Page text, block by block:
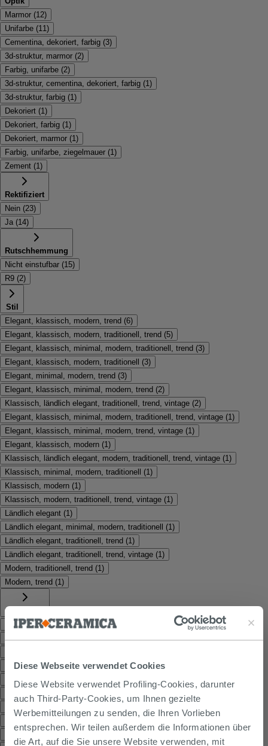
Diese Webseite verwendet Cookies
Diese Website verwendet Profiling-Cookies, darunter
auch Third-Party-Cookies, um Ihnen gezielte
Werbemitteilungen zu senden, die Ihren Vorlieben
entsprechen. Wir teilen außerdem die Informationen über
die Art, auf die Sie unsere Website verwenden, mit
Marmor (12)
Unifarbe (11 )
Cementina, dekoriert, farbig (3)
3d-struktur, marmor (2)
Farbig, unifarbe (2)
3d-struktur, cementina, dekoriert, farbig (1 )
3d-struktur, farbig (1 )
Dekoriert (1 )
Dekoriert, farbig (1 )
Dekoriert, marmor (1 )
Farbig, unifarbe, ziegelmauer (1 )
Zement (1 )
Rektifiziert
Nein (23)
Ja (14)
Rutschhemmung
Nicht einstufbar (15)
R9 (2)
Stil
Elegant, klassisch, modern, trend (6)
Elegant, klassisch, modern, traditionell, trend (5)
Elegant, klassisch, minimal, modern, traditionell, trend (3)
Elegant, klassisch, modern, traditionell
(3)
Elegant, minimal, modern, trend (3)
Elegant, klassisch, minimal, modern, trend (2)
Klassisch, ländlich elegant, traditionell, trend, vintage (2)
Elegant, klassisch, minimal, modern, traditionell, trend, vintage (1 )
Elegant, klassisch, minimal, modern, trend, vintage (1 )
Elegant, klassisch, modern (1 )
Klassisch, ländlich elegant, modern, traditionell, trend, vintage (1 )
Klassisch, minimal, modern, traditionell
(1 )
Klassisch, modern (1 )
Klassisch, modern, traditionell, trend, vintage (1 )
Ländlich elegant (1 )
Ländlich elegant, minimal, modern, traditionell
(1 )
Ländlich elegant, traditionell, trend (1 )
Ländlich elegant, traditionell, trend, vintage (1 )
Modern, traditionell, trend (1 )
Modern, trend (1 )
Stärke mm
11)
8(7)
2)
7,30 (